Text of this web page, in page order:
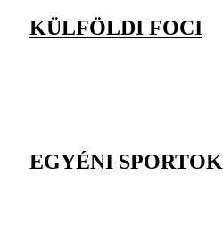
KÜLFÖLDI FOCI
EGYÉNI SPORTOK